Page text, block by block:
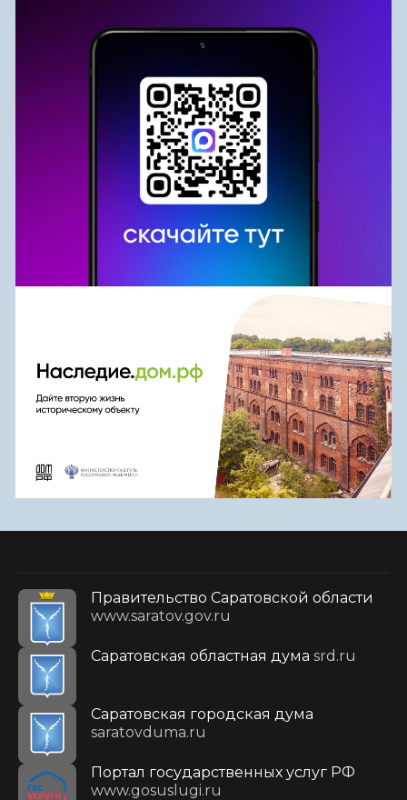
Правительство Саратовской области
www.saratov.gov.ru
Саратовская областная дума srd.ru
Саратовская городская дума
saratovduma.ru
Портал государственных услуг РФ
www.gosuslugi.ru